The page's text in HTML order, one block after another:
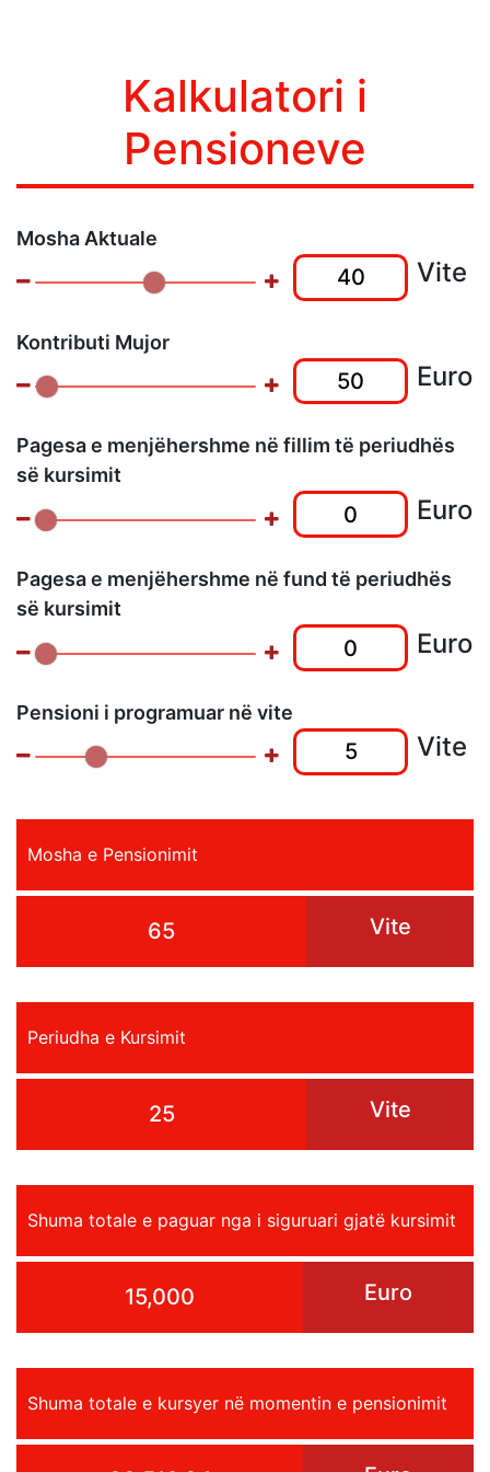
Kalkulatori i
Pensioneve
Mosha Aktuale
Vite
Kontributi Mujor
Euro
Pagesa e menjëhershme në fillim të periudhës
së kursimit
Euro
Pagesa e menjëhershme në fund të periudhës
së kursimit
Euro
Pensioni i programuar në vite
Vite
Mosha e Pensionimit
65 Vite
Periudha e Kursimit
25 Vite
Shuma totale e paguar nga i siguruari gjatë kursimit
15,000 Euro
Shuma totale e kursyer në momentin e pensionimit